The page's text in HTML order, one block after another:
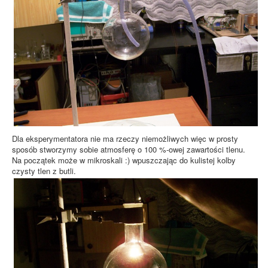
Dla eksperymentatora nie ma rzeczy niemożliwych więc w prosty
sposób stworzymy sobie atmosferę o 100 %-owej zawartości tlenu.
Na początek może w mikroskali :) wpuszczając do kulistej kolby
czysty tlen z butli.